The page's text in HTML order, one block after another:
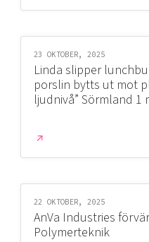
23 OKTOBER, 2025
Linda slipper
porslin bytts ut mot
ljudnivå” Sörmland 1
22 OKTOBER, 2025
AnVa Industries
Polymerteknik